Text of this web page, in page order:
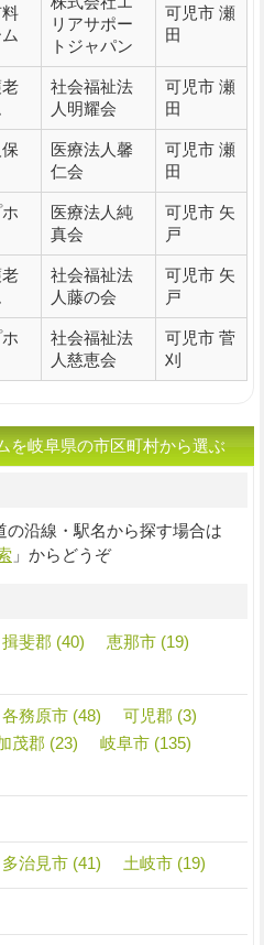
リアサポー
トジャパン
可児市 瀬
田
社会福祉法
人明耀会
可児市 瀬
田
医療法人馨
仁会
可児市 瀬
田
医療法人純
真会
可児市 矢
戸
社会福祉法
人藤の会
可児市 矢
戸
社会福祉法
人慈恵会
可児市 菅
刈
を岐阜県の市区町村から選ぶ
沿線・駅名から探す場合は
」からどうぞ
揖斐郡 (40)
恵那市 (19)
各務原市 (48)
可児郡 (3)
茂郡 (23)
岐阜市 (135)
多治見市 (41) 土岐市 (19)